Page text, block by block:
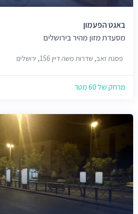
באגט הפעמון
מסעדת מזון מהיר בירושלים
פסגת זאב, שדרות משה דיין 156, ירושלים
מרחק של 60 מטר